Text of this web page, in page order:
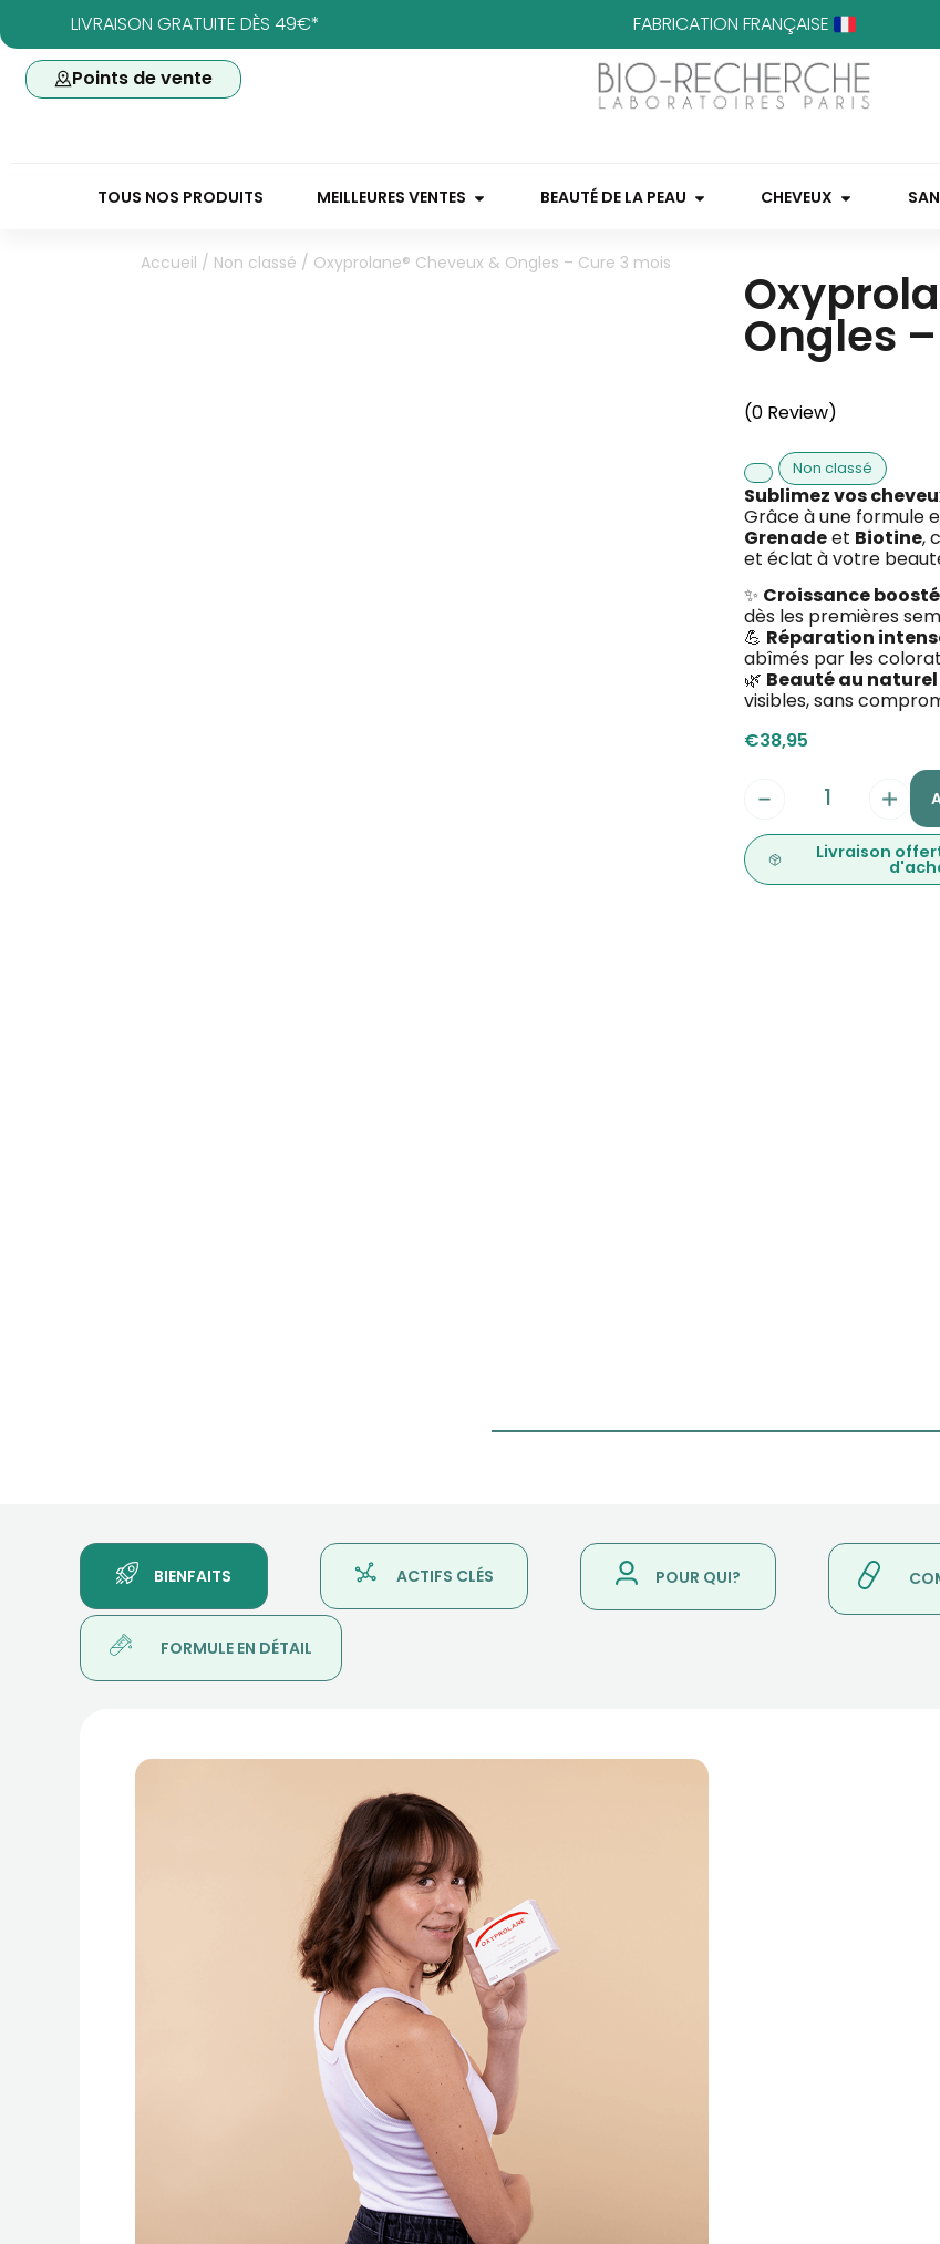
LIVRAISON GRATUITE DÈS 49€* FABRICATION FRANÇAISE
Points de vente
TOUS NOS PRODUITS MEILLEURES VENTES BEAUTÉ DE LA PEAU CHEVEUX
Accueil / Non classé / Oxyprolane® Cheveux & Ongles – Cure 3 mois
Ongles
(0 Review)
Non classé
Sublimez vos
Grâce à une formule
Grenadeet Biotine,
et éclat à votre
✨ Croissance
dès les premières
💪 Réparation
abîmés par les
🌿 Beauté au naturel
visibles, sans
€38,95
Livraison
BIENFAITS ACTIFS CLÉS POUR QUI?
FORMULE EN DÉTAIL